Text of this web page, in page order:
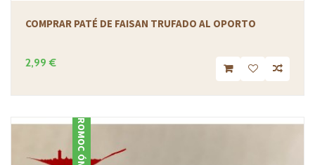
COMPRAR PATÉ DE FAISAN TRUFADO AL OPORTO
2,99 €
PROMOCIÓN